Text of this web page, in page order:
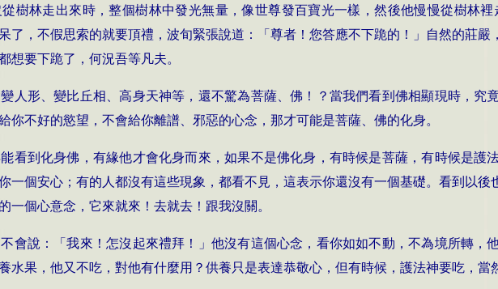
樹林走出來時，整個樹林中發光無量，像世尊發百寶光一樣，然後他慢慢從樹林裡
了，不假思索的就要頂禮，波旬緊張說道：「尊者！您答應不下跪的！」自然的莊
想要下跪了，何況吾等凡夫。
人形、變比丘相、高身天神等，還不驚為菩薩、佛！？當我們看到佛相顯現時，究
你不好的慾望，不會給你離譜、邪惡的心念，那才可能是菩薩、佛的化身。
看到化身佛，有緣他才會化身而來，如果不是佛化身，有時候是菩薩，有時候是護
一個安心；有的人都沒有這些現象，都看不見，這表示你還沒有一個基礎。看到以
一個心意念，它來就來！去就去！跟我沒關。
會說：「我來！怎沒起來禮拜！」他沒有這個心念，看你如如不動，不為境所轉，
水果，他又不吃，對他有什麼用？供養只是表達恭敬心，但有時候，護法神要吃，